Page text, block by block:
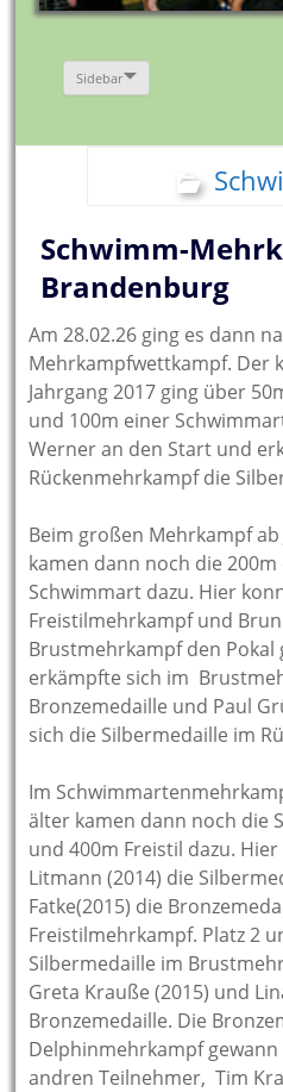
Sidebar
Schwimm-
Brandenburg
Am 28.02.26 ging es dann
Mehrkampfwettkampf. Der
Jahrgang 2017 ging über
und 100m einer
Werner an den Start und
Rückenmehrkampf die
Beim großen Mehrkampf
kamen dann noch die
Schwimmart dazu. Hier
Freistilmehrkampf und
Brustmehrkampf den Pokal
erkämpfte sich im
Bronzemedaille und Paul
sich die Silbermedaille im
Im
älter kamen dann noch die
und 400m Freistil dazu.
Litmann (2014) die
Fatke(2015) die
Freistilmehrkampf. Platz 2
Silbermedaille im
Greta Krauße (2015) und
Bronzemedaille. Die
Delphinmehrkampf gewann
andren Teilnehmer, Tim